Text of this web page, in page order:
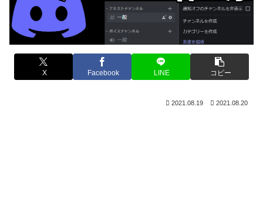
X Facebook LINE コピー
2021.08.19 2021.08.20